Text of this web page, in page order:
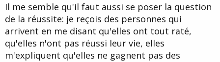
Il me semble qu'il faut aussi se poser la question
de la réussite: je reçois des personnes qui
arrivent en me disant qu'elles ont tout raté,
qu'elles n'ont pas réussi leur vie, elles
m'expliquent qu'elles ne gagnent pas des